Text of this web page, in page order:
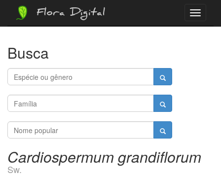
Menu
Flora Digital
Busca
Cardiospermum grandiflorum
Sw.